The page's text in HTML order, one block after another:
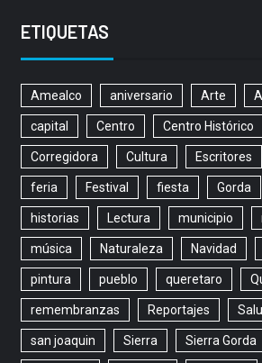
ETIQUETAS
Amealco aniversario Arte
capital Centro Centro Histórico
Corregidora Cultura Escritores
feria Festival fiesta Gorda
historias Lectura municipio
música Naturaleza Navidad
pintura pueblo queretaro
remembranzas Reportajes
san joaquin Sierra Sierra Gorda